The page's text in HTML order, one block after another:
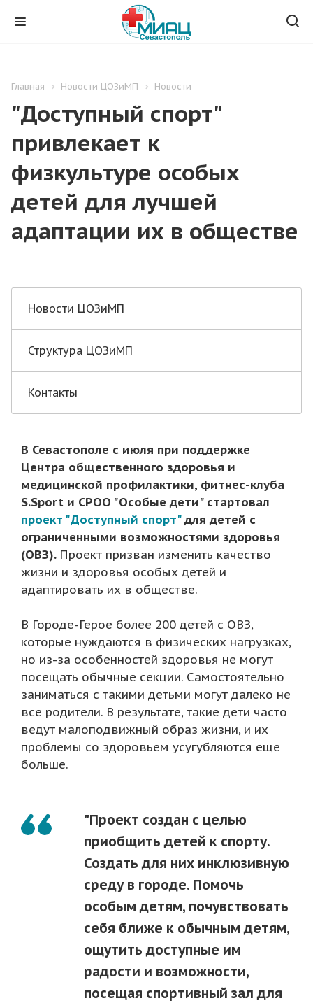
Главная Новости ЦОЗиМП Новости
"Доступный спорт"
привлекает к
физкультуре особых
детей для лучшей
адаптации их в обществе
Новости ЦОЗиМП
Структура ЦОЗиМП
Контакты
В Севастополе с июля при поддержке
Центра общественного здоровья и
медицинской профилактики, фитнес-клуба
S.Sport и СРОО "Особые дети" стартовал
проект "Доступный спорт"для детей с
ограниченными возможностями здоровья
(ОВЗ). Проект призван изменить качество
жизни и здоровья особых детей и
адаптировать их в обществе.
В Городе-Герое более 200 детей с ОВЗ,
которые нуждаются в физических нагрузках,
но из-за особенностей здоровья не могут
посещать обычные секции. Самостоятельно
заниматься с такими детьми могут далеко не
все родители. В результате, такие дети часто
ведут малоподвижный образ жизни, и их
проблемы со здоровьем усугубляются еще
больше.
"Проект создан с целью
приобщить детей к спорту.
Создать для них инклюзивную
среду в городе. Помочь
особым детям, почувствовать
себя ближе к обычным детям,
ощутить доступные им
радости и возможности,
посещая спортивный зал для